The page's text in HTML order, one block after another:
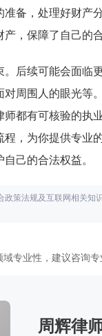
准备，处理好财产
，保障了自己的合
。后续可能会面临
对周围人的眼光等
都有可核验的执
，为你提供专业
己的合法权益。
政策法规及互联网相关
域专业性，建议咨询
周辉律